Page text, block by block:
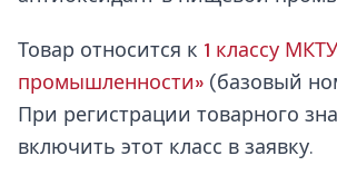
Товар относится к 1 классу
промышленности» (базовый
При регистрации товарного
включить этот класс в заявку.